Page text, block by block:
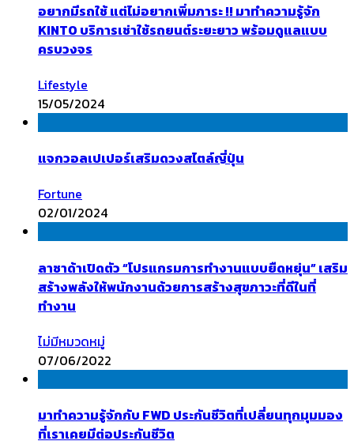
อยากมีรถใช้ แต่ไม่อยากเพิ่มภาระ !! มาทำความรู้จัก
KINTO บริการเช่าใช้รถยนต์ระยะยาว พร้อมดูแลแบบ
ครบวงจร
Lifestyle
15/05/2024
แจกวอลเปเปอร์เสริมดวงสไตล์ญี่ปุ่น
Fortune
02/01/2024
ลาซาด้าเปิดตัว “โปรแกรมการทำงานแบบยืดหยุ่น” เสริม
สร้างพลังให้พนักงานด้วยการสร้างสุขภาวะที่ดีในที่
ทำงาน
ไม่มีหมวดหมู่
07/06/2022
มาทำความรู้จักกับ FWD ประกันชีวิตที่เปลี่ยนทุกมุมมอง
ที่เราเคยมีต่อประกันชีวิต